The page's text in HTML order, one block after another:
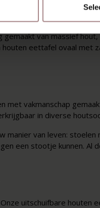
van massief
eettafel ovaal
vakmanschap
in diverse
van leven:
een stootje kunnen.
uitschuifbare